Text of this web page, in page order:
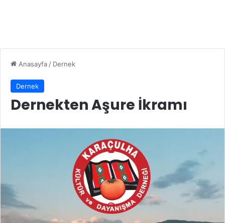
Anasayfa/ Dernek
Dernek
Dernekten Aşure İkramı